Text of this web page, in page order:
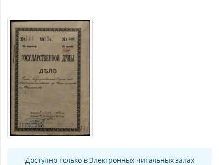
Доступно только в Электронных читальных залах